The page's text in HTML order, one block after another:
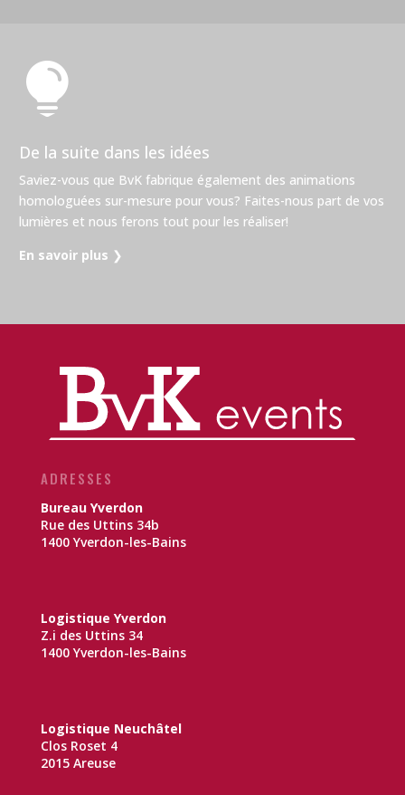

De la suite dans les idées
Saviez-vous que BvK fabrique également des animations
homologuées sur-mesure pour vous? Faites-nous part de vos
lumières et nous ferons tout pour les réaliser!
En savoir plus ❯
ADRESSES
Bureau Yverdon
Rue des Uttins 34b
1400 Yverdon-les-Bains
Logistique Yverdon
Z.i des Uttins 34
1400 Yverdon-les-Bains
Logistique Neuchâtel
Clos Roset 4
2015 Areuse